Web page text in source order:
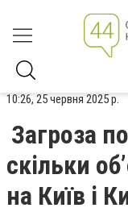
10:26, 25 червня 2025 р.
Загроза
скільки
на Київ і